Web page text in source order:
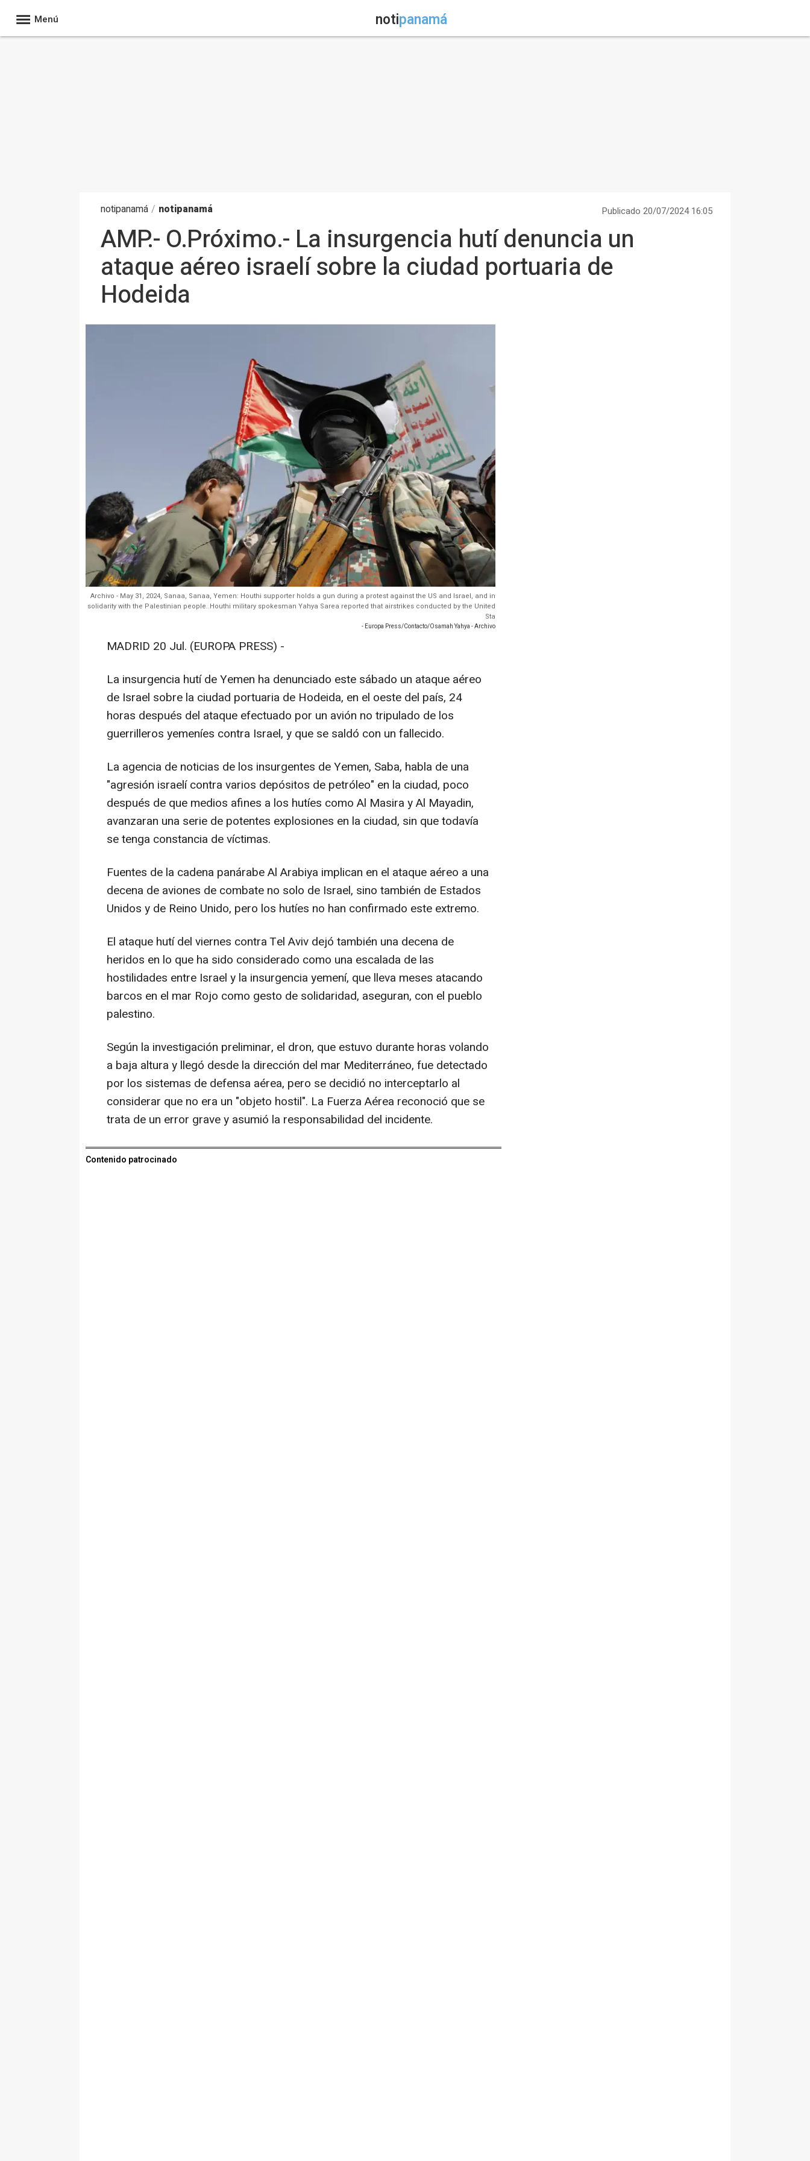
Menú notipanamá
notipanamá / notipanamá Publicado 20/07/2024 16:05
AMP.- O.Próximo.- La insurgencia hutí denuncia un
ataque aéreo israelí sobre la ciudad portuaria de
Hodeida
Archivo - May 31, 2024, Sanaa, Sanaa, Yemen: Houthi supporter holds a gun during a protest against the US and Israel, and in
solidarity with the Palestinian people..Houthi military spokesman Yahya Sarea reported that airstrikes conducted by the United
Sta
- Europa Press/Contacto/Osamah Yahya - Archivo
MADRID 20 Jul. (EUROPA PRESS) -
La insurgencia hutí de Yemen ha denunciado este sábado un ataque aéreo
de Israel sobre la ciudad portuaria de Hodeida, en el oeste del país, 24
horas después del ataque efectuado por un avión no tripulado de los
guerrilleros yemeníes contra Israel, y que se saldó con un fallecido.
La agencia de noticias de los insurgentes de Yemen, Saba, habla de una
"agresión israelí contra varios depósitos de petróleo" en la ciudad, poco
después de que medios afines a los hutíes como Al Masira y Al Mayadin,
avanzaran una serie de potentes explosiones en la ciudad, sin que todavía
se tenga constancia de víctimas.
Fuentes de la cadena panárabe Al Arabiya implican en el ataque aéreo a una
decena de aviones de combate no solo de Israel, sino también de Estados
Unidos y de Reino Unido, pero los hutíes no han confirmado este extremo.
El ataque hutí del viernes contra Tel Aviv dejó también una decena de
heridos en lo que ha sido considerado como una escalada de las
hostilidades entre Israel y la insurgencia yemení, que lleva meses atacando
barcos en el mar Rojo como gesto de solidaridad, aseguran, con el pueblo
palestino.
Según la investigación preliminar, el dron, que estuvo durante horas volando
a baja altura y llegó desde la dirección del mar Mediterráneo, fue detectado
por los sistemas de defensa aérea, pero se decidió no interceptarlo al
considerar que no era un "objeto hostil". La Fuerza Aérea reconoció que se
trata de un error grave y asumió la responsabilidad del incidente.
Contenido patrocinado